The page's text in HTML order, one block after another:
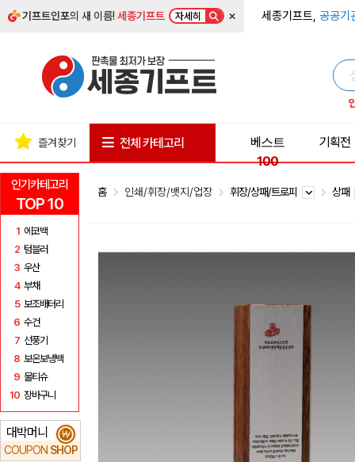
기프트인포의 새 이름!세종기프트 자세히 × 세종기프트, 공공기
인기카테고리
TOP 10
1 에코백
2 텀블러
3 우산
4 부채
5 보조배터리
6 수건
7 선풍기
8 보온보냉백
9 물티슈
10 장바구니
대박머니
COUPON SHOP
₩
즐겨찾기 전체 카테고리
베스트
100
기획전
홈 인쇄/휘장/뱃지/업장 휘장/상패/트로피 상패